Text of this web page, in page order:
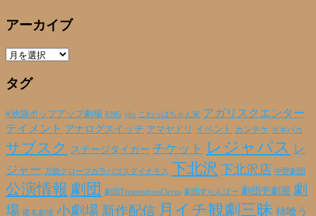
アーカイブ
ア
カ
ブ
タグ
#池袋ポップアップ劇場 ENG yhs こわっぱちゃん家 アガリスクエンター
テイメント アナログスイッチ アマヤドリ イベント カンチケ ゲキバカ
サブスク ステージタイガー チケット レジャパス レ
ジャー 万能グローブガラパゴスダイナモス 下北沢 下北沢店 中野劇団
公演情報 劇団 劇団TremendousCircus 劇団すらんばー 劇団壱劇屋 劇
場 匿名劇壇 小劇場 新作配信 月イチ観劇三昧 柿喰う